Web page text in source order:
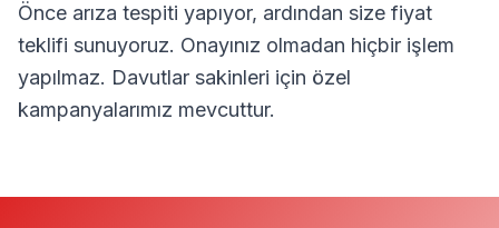
Önce arıza tespiti yapıyor, ardından size fiyat
teklifi sunuyoruz. Onayınız olmadan hiçbir işlem
yapılmaz. Davutlar sakinleri için özel
kampanyalarımız mevcuttur.